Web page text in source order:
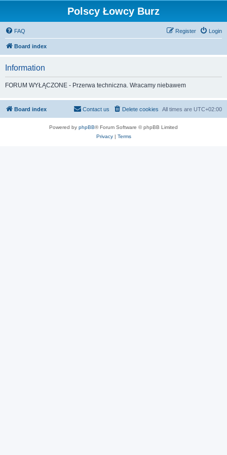
Polscy Łowcy Burz
FAQ Login
Register
Board index
Information
FORUM WYŁĄCZONE - Przerwa techniczna. Wracamy niebawem
Board index All times are UTC+02:00
Delete cookies
Contact us
Powered by phpBB® Forum Software © phpBB Limited
Privacy| Terms